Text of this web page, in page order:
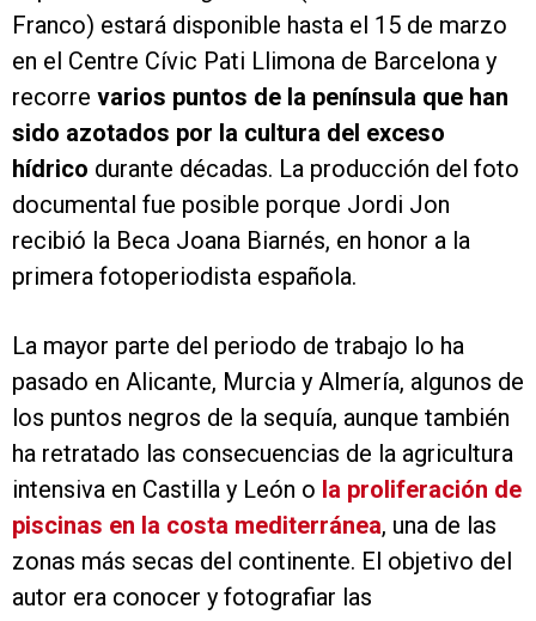
Franco) estará disponible hasta el 15 de marzo
en el Centre Cívic Pati Llimona de Barcelona y
recorre varios puntos de la península que han
sido azotados por la cultura del exceso
hídrico durante décadas. La producción del foto
documental fue posible porque Jordi Jon
recibió la Beca Joana Biarnés, en honor a la
primera fotoperiodista española.
La mayor parte del periodo de trabajo lo ha
pasado en Alicante, Murcia y Almería, algunos de
los puntos negros de la sequía, aunque también
ha retratado las consecuencias de la agricultura
intensiva en Castilla y León o la proliferación de
piscinas en la costa mediterránea, una de las
zonas más secas del continente. El objetivo del
autor era conocer y fotografiar las